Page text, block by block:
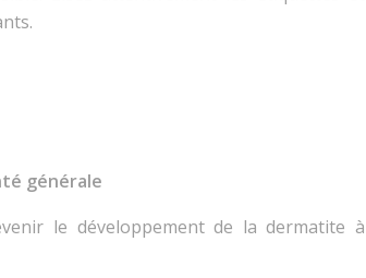
générale
le développement de la dermatite à